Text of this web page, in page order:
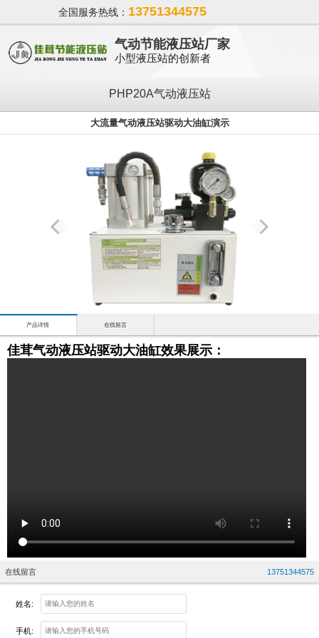
全国服务热线： 13751344575
气动节能液压站厂家
小型液压站的创新者
PHP20A气动液压站
大流量气动液压站驱动大油缸演示
产品详情 在线留言
佳茸气动液压站驱动大油缸效果展示：
在线留言 13751344575
姓名:
手机: